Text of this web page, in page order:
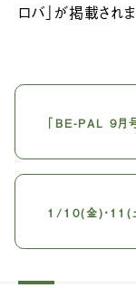
ロバ」が掲載されま
「BE-PAL 9月号
1/10(金)・11(